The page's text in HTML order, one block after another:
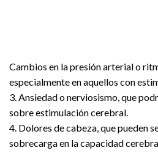
Cambios en la presión arterial o
especialmente en aquellos con
3. Ansiedad o nerviosismo, que
sobre estimulación cerebral.
4. Dolores de cabeza, que pueden
sobrecarga en la capacidad